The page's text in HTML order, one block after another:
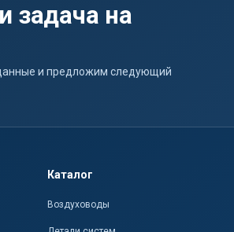
задача на
и предложим следующий
Каталог
Воздуховоды